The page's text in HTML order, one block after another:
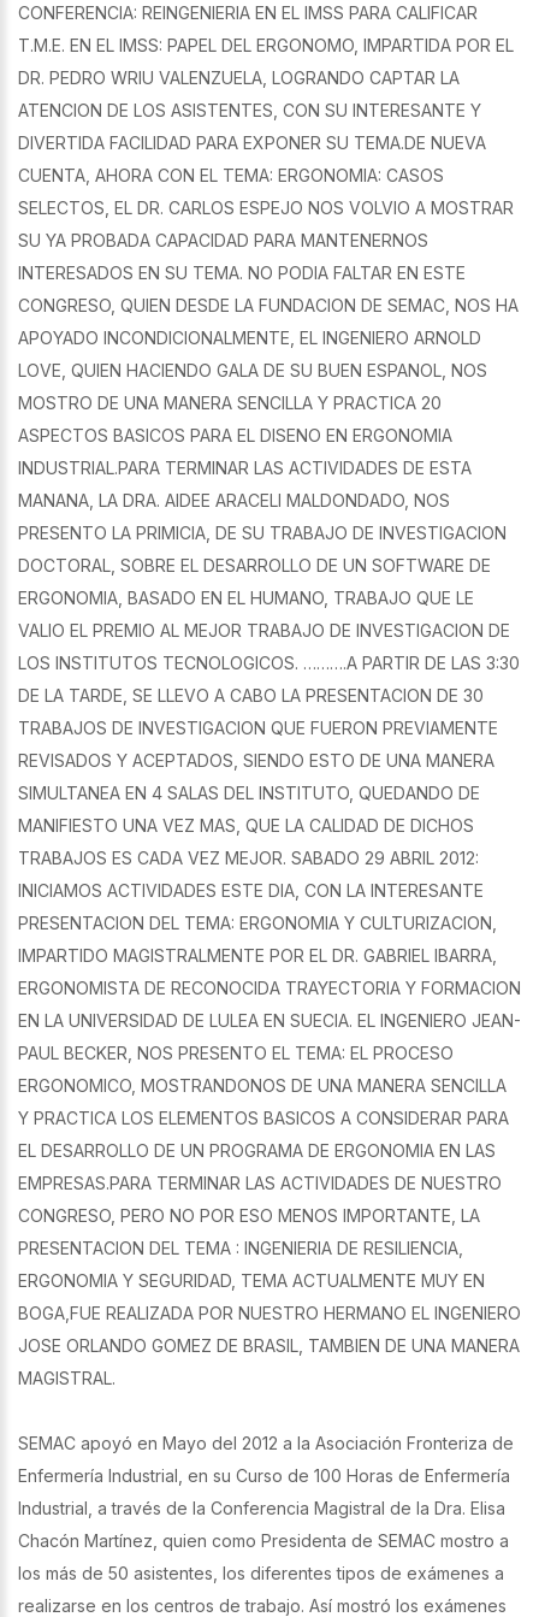
CONFERENCIA: REINGENIERIA EN EL IMSS PARA CALIFICAR
T.M.E. EN EL IMSS: PAPEL DEL ERGONOMO, IMPARTIDA POR EL
DR. PEDRO WRIU VALENZUELA, LOGRANDO CAPTAR LA
ATENCION DE LOS ASISTENTES, CON SU INTERESANTE Y
DIVERTIDA FACILIDAD PARA EXPONER SU TEMA.DE NUEVA
CUENTA, AHORA CON EL TEMA: ERGONOMIA: CASOS
SELECTOS, EL DR. CARLOS ESPEJO NOS VOLVIO A MOSTRAR
SU YA PROBADA CAPACIDAD PARA MANTENERNOS
INTERESADOS EN SU TEMA. NO PODIA FALTAR EN ESTE
CONGRESO, QUIEN DESDE LA FUNDACION DE SEMAC, NOS HA
APOYADO INCONDICIONALMENTE, EL INGENIERO ARNOLD
LOVE, QUIEN HACIENDO GALA DE SU BUEN ESPANOL, NOS
MOSTRO DE UNA MANERA SENCILLA Y PRACTICA 20
ASPECTOS BASICOS PARA EL DISENO EN ERGONOMIA
INDUSTRIAL.PARA TERMINAR LAS ACTIVIDADES DE ESTA
MANANA, LA DRA. AIDEE ARACELI MALDONDADO, NOS
PRESENTO LA PRIMICIA, DE SU TRABAJO DE INVESTIGACION
DOCTORAL, SOBRE EL DESARROLLO DE UN SOFTWARE DE
ERGONOMIA, BASADO EN EL HUMANO, TRABAJO QUE LE
VALIO EL PREMIO AL MEJOR TRABAJO DE INVESTIGACION DE
LOS INSTITUTOS TECNOLOGICOS. ……….A PARTIR DE LAS 3:30
DE LA TARDE, SE LLEVO A CABO LA PRESENTACION DE 30
TRABAJOS DE INVESTIGACION QUE FUERON PREVIAMENTE
REVISADOS Y ACEPTADOS, SIENDO ESTO DE UNA MANERA
SIMULTANEA EN 4 SALAS DEL INSTITUTO, QUEDANDO DE
MANIFIESTO UNA VEZ MAS, QUE LA CALIDAD DE DICHOS
TRABAJOS ES CADA VEZ MEJOR. SABADO 29 ABRIL 2012:
INICIAMOS ACTIVIDADES ESTE DIA, CON LA INTERESANTE
PRESENTACION DEL TEMA: ERGONOMIA Y CULTURIZACION,
IMPARTIDO MAGISTRALMENTE POR EL DR. GABRIEL IBARRA,
ERGONOMISTA DE RECONOCIDA TRAYECTORIA Y FORMACION
EN LA UNIVERSIDAD DE LULEA EN SUECIA. EL INGENIERO JEAN-
PAUL BECKER, NOS PRESENTO EL TEMA: EL PROCESO
ERGONOMICO, MOSTRANDONOS DE UNA MANERA SENCILLA
Y PRACTICA LOS ELEMENTOS BASICOS A CONSIDERAR PARA
EL DESARROLLO DE UN PROGRAMA DE ERGONOMIA EN LAS
EMPRESAS.PARA TERMINAR LAS ACTIVIDADES DE NUESTRO
CONGRESO, PERO NO POR ESO MENOS IMPORTANTE, LA
PRESENTACION DEL TEMA : INGENIERIA DE RESILIENCIA,
ERGONOMIA Y SEGURIDAD, TEMA ACTUALMENTE MUY EN
BOGA,FUE REALIZADA POR NUESTRO HERMANO EL INGENIERO
JOSE ORLANDO GOMEZ DE BRASIL, TAMBIEN DE UNA MANERA
MAGISTRAL.
SEMAC apoyó en Mayo del 2012 a la Asociación Fronteriza de
Enfermería Industrial, en su Curso de 100 Horas de Enfermería
Industrial, a través de la Conferencia Magistral de la Dra. Elisa
Chacón Martínez, quien como Presidenta de SEMAC mostro a
los más de 50 asistentes, los diferentes tipos de exámenes a
realizarse en los centros de trabajo. Así mostró los exámenes